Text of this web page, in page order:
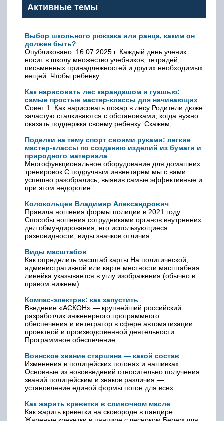
Активные темы
Выбор школьного рюкзака или ранца, каким он
должен быть?
Опубликовано: 16.07.2025 г. Каждый день ученик
носит в школу множество учебников, тетрадей,
письменных принадлежностей и других необходимых
вещей. Чтобы ребенку...
Как нарисовать лес карандашом и гуашью:
самые простые мастер-классы для начинающих
Совет 1: Как нарисовать пожар в лесу Родители дюже
зачастую сталкиваются с обстановками, когда нужно
оказать поддержка своему ребенку. Скажем,...
Поделки на тему спорт своими руками: легкие
мастер-классы по созданию изделий из бумаги и
природного материала
Многофункциональное оборудование для домашних
тренировок С подручным инвентарем мы с вами
успешно разобрались, выявив самые эффективные и
при этом недорогие...
Колокольцев Владимир Александрович
Правила ношения формы полиции в 2021 году
Способы ношения сотрудниками органов внутренних
дел обмундирования, его использующиеся
разновидности, виды значков отличия...
Виды масштабов
Как определить масштаб карты На политической,
административной или карте местности масштабная
линейка указывается в углу изображения (обычно в
правом нижнем)....
Компас-электрик: как запустить
Введение «АСКОН» — крупнейший российский
разработчик инженерного программного
обеспечения и интегратор в сфере автоматизации
проектной и производственной деятельности.
Программное обеспечение...
Воинское звание старшина — какой состав
Изменения в полицейских погонах и нашивках
Основные из нововведений относительно получения
званий полицейским и знаков различия —
установление единой формы погон для всех...
Как жарить креветки в сливочном масле
Как жарить креветки на сковороде в панцире